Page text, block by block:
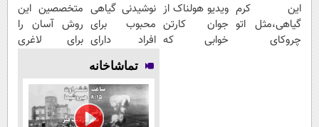
این کرم
گیاهی،مثل اتو
چروکای
ویدیو هولناک از
جوان کارتن
خوابی که
نوشیدنی گیاهی
محبوب برای
افراد دارای
اضافه وزن!
60%تخفیف
متخصصین این
روش آسان را
برای لاغری
تماشاخانه